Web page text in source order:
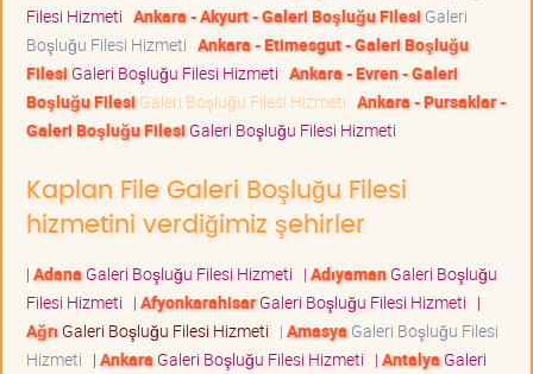
Filesi Hizmeti Ankara - Akyurt - Galeri Boşluğu Filesi Galeri
Boşluğu Filesi Hizmeti Ankara - Etimesgut - Galeri Boşluğu
Filesi Galeri Boşluğu Filesi Hizmeti Ankara - Evren - Galeri
Boşluğu Filesi Galeri Boşluğu Filesi Hizmeti Ankara - Pursaklar -
Galeri Boşluğu Filesi Galeri Boşluğu Filesi Hizmeti
Kaplan File Galeri Boşluğu Filesi
hizmetini verdiğimiz şehirler
| Adana Galeri Boşluğu Filesi Hizmeti | AdıyamanGaleri Boşluğu
Filesi Hizmeti | AfyonkarahisarGaleri Boşluğu Filesi Hizmeti |
Ağrı Galeri Boşluğu Filesi Hizmeti | Amasya Galeri Boşluğu Filesi
Hizmeti | Ankara Galeri Boşluğu Filesi Hizmeti | Antalya Galeri